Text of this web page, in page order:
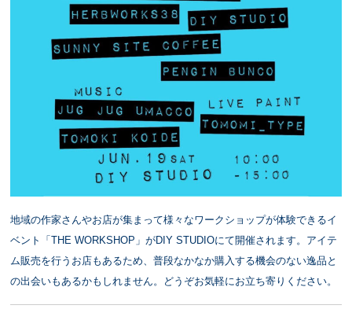
地域の作家さんやお店が集まって様々なワークショップが体験できるイ
ベント「THE WORKSHOP」がDIY STUDIOにて開催されます。アイテ
ム販売を行うお店もあるため、普段なかなか購入する機会のない逸品と
の出会いもあるかもしれません。どうぞお気軽にお立ち寄りください。